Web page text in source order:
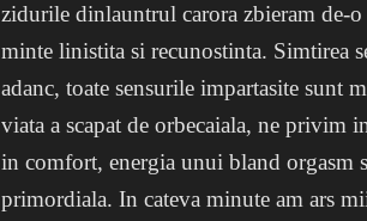
zidurile dinlauntrul carora zbieram de-
minte linistita si recunostinta. Simtirea
adanc, toate sensurile impartasite sunt
viata a scapat de orbecaiala, ne privim
in comfort, energia unui bland orgasm
primordiala. In cateva minute am ars